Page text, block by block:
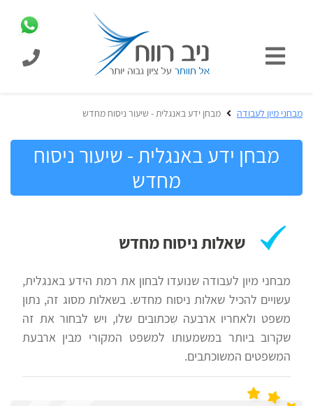
כניסת
תלמידים
הכנה
למבחני
מידע
מבחנים
פסיכוטכניים
אישיות
המוצרים
מבית
קבלה
לאקדמיה
הכנה
לצה"ל
ספר
מבחני מיון לעבודה מבחן ידע באנגלית - שיעור ניסוח מחדש
מבחן ידע באנגלית - שיעור ניסוח
מחדש
שאלות ניסוח מחדש
מבחני מיון לעבודה שנועדו לבחון את רמת הידע באנגלית,
עשויים להכיל שאלות ניסוח מחדש. בשאלות מסוג זה, נתון
משפט ולאחריו ארבעה שִכתובים שלו, ויש לבחור את זה
שקרוב ביותר במשמעותו למשפט המקורי מבין ארבעת
המשפטים המשוכתבים.